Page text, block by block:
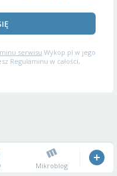
serwisu Wykop.pl w jego
Regulaminu w całości,
Mikroblog